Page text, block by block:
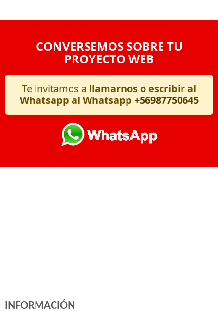
CONVERSEMOS SOBRE TU
PROYECTO WEB
Te invitamos a llamarnos o escribir al
Whatsapp al Whatsapp +56987750645
INFORMACIÓN